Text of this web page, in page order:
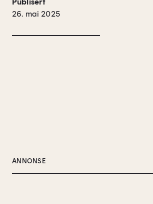
Publisert
26. mai 2025
ANNONSE